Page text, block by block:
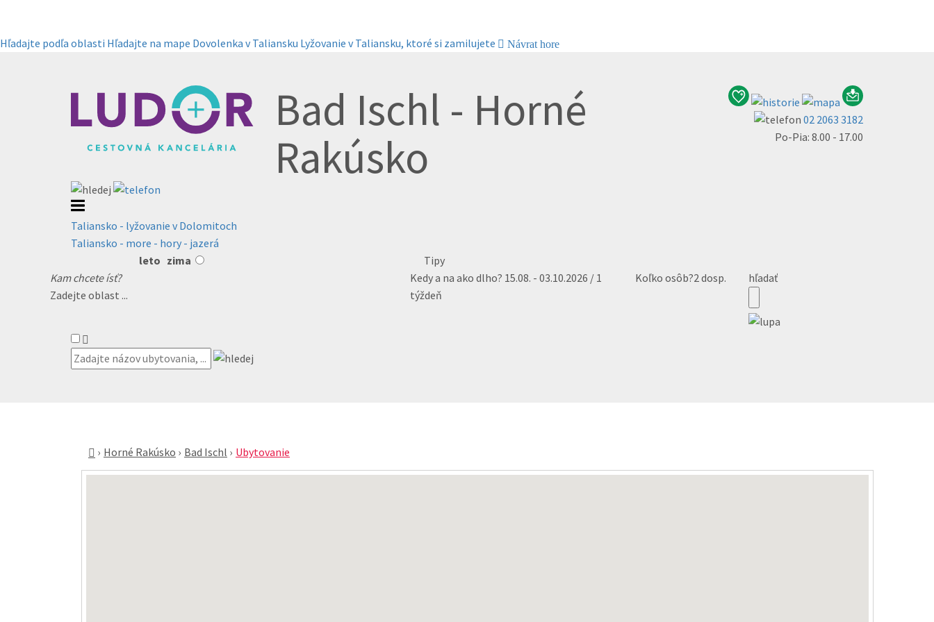
Hľadajte podľa oblasti Hľadajte na mape Dovolenka v Taliansku Lyžovanie v Taliansku, ktoré si zamilujete Návrat hore
Bad Ischl - Horné
Rakúsko
02 2063 3182
Po-Pia: 8.00 - 17.00
Taliansko - lyžovanie v Dolomitoch
Taliansko - more - hory - jazerá
leto zima
Tipy
Kam chcete ísť?
Zadejte oblast ...
Kedy a na ako dlho? 15.08. - 03.10.2026 / 1
týždeň
Koľko osôb?2 dosp. hľadať
Horné Rakúsko Bad Ischl Ubytovanie